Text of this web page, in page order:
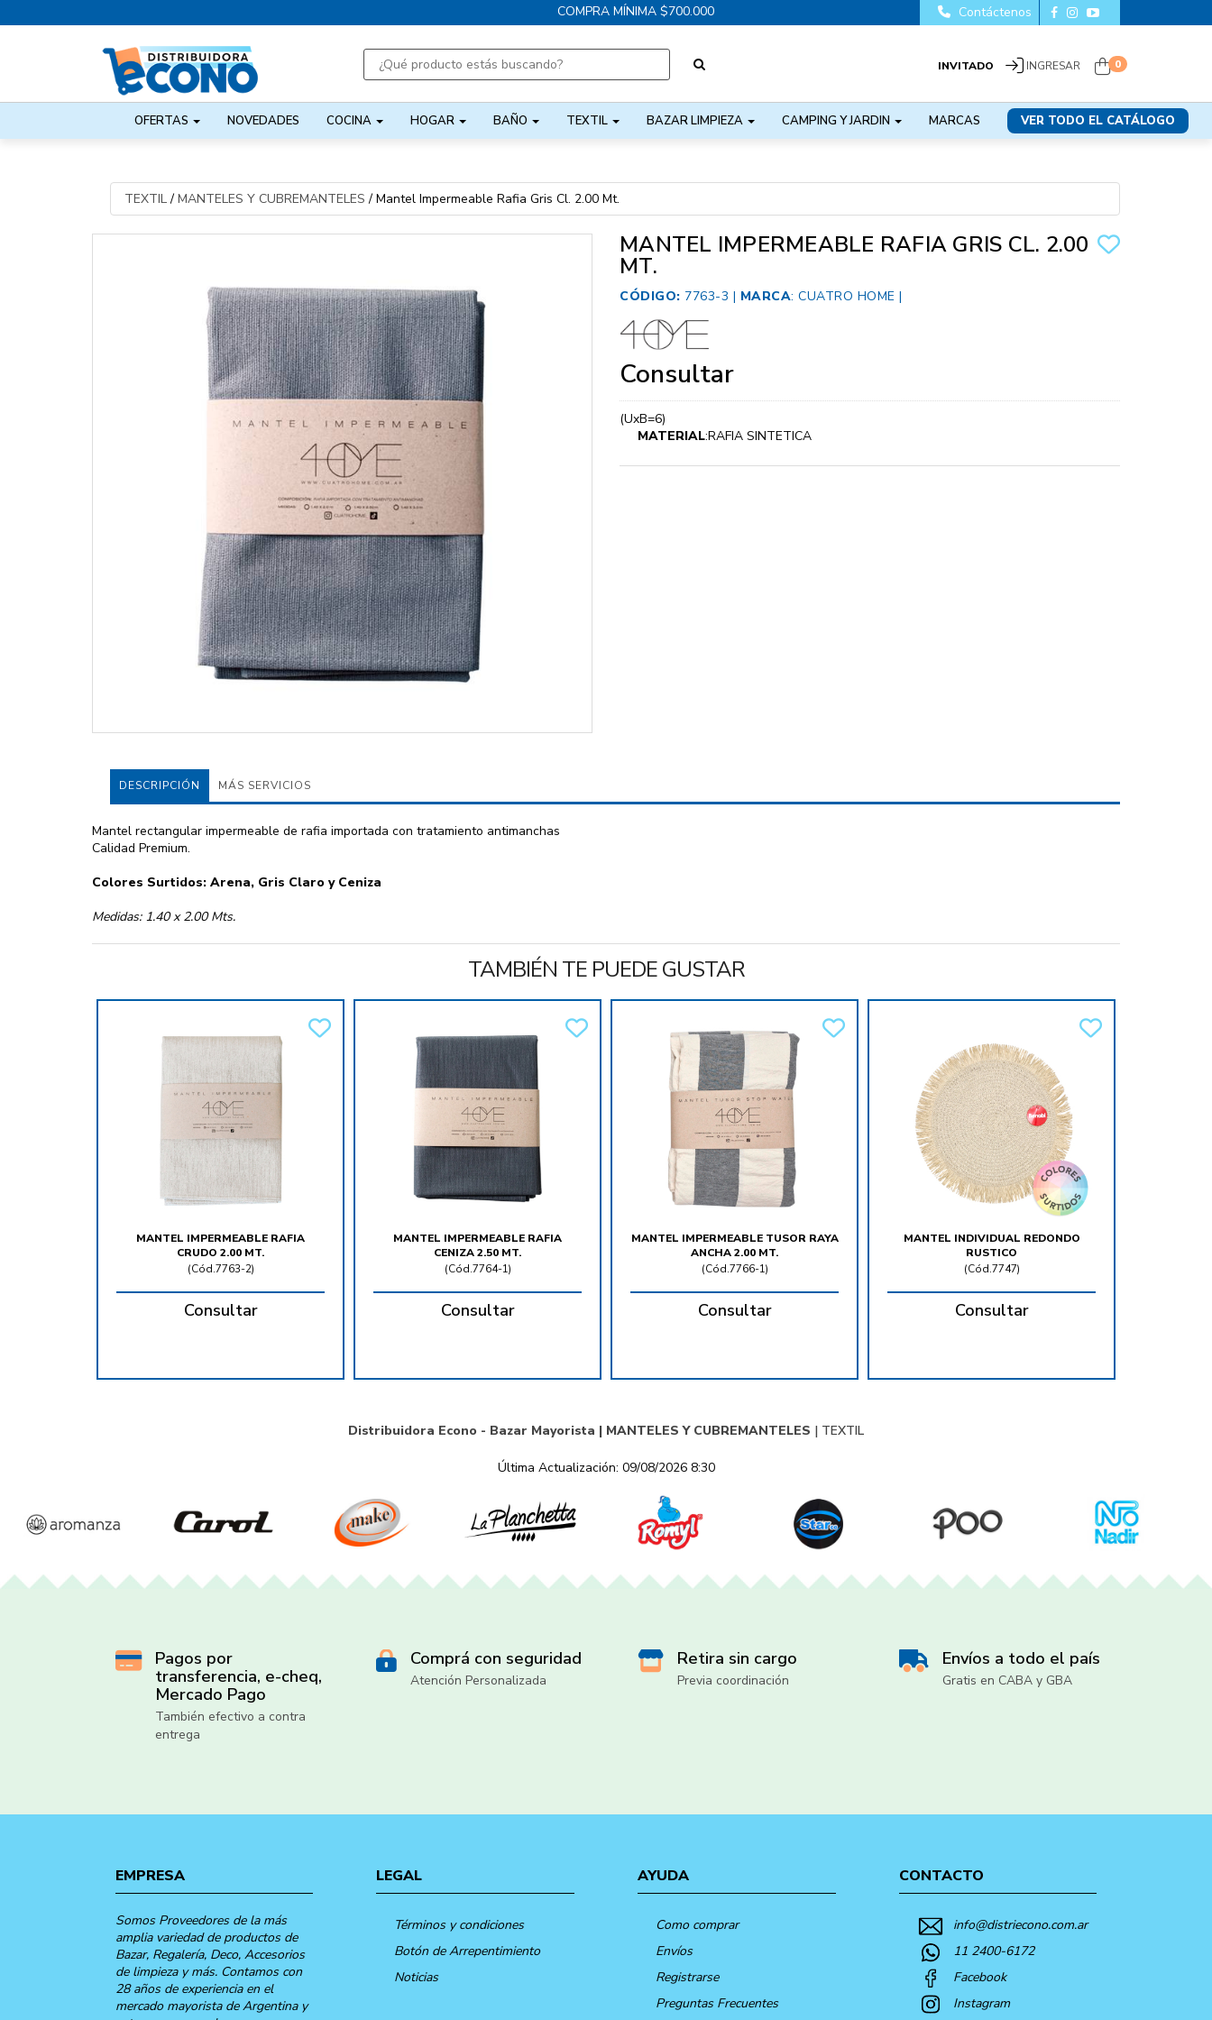
COMPRA MÍNIMA $700.000
INVITADO INGRESAR 0
OFERTAS NOVEDADES COCINA HOGAR BAÑO TEXTIL BAZAR LIMPIEZA CAMPING Y JARDIN MARCAS VER TODO EL CATÁLOGO
Contáctenos
TEXTIL/ MANTELES Y CUBREMANTELES / Mantel Impermeable Rafia Gris Cl. 2.00 Mt.
MANTEL IMPERMEABLE RAFIA GRIS CL. 2.00
MT.
CÓDIGO: 7763-3 | MARCA: CUATRO HOME |
Consultar
(UxB=6)
MATERIAL:RAFIA SINTETICA
DESCRIPCIÓN MÁS SERVICIOS
Mantel rectangular impermeable de rafia importada con tratamiento antimanchas
Calidad Premium.
Colores Surtidos: Arena, Gris Claro y Ceniza
Medidas: 1.40 x 2.00 Mts.
TAMBIÉN TE PUEDE GUSTAR
MANTEL IMPERMEABLE RAFIA
CRUDO 2.00 MT.
(Cód.7763-2)
Consultar
MANTEL IMPERMEABLE RAFIA
CENIZA 2.50 MT.
(Cód.7764-1)
Consultar
MANTEL IMPERMEABLE TUSOR RAYA
ANCHA 2.00 MT.
(Cód.7766-1)
Consultar
MANTEL INDIVIDUAL REDONDO
RUSTICO
(Cód.7747)
Consultar
Distribuidora Econo - Bazar Mayorista | MANTELES Y CUBREMANTELES | TEXTIL
Última Actualización: 09/08/2026 8:30
Pagos por
transferencia, e-cheq,
Mercado Pago
También efectivo a contra
entrega
Comprá con seguridad
Atención Personalizada
Retira sin cargo
Previa coordinación
Envíos a todo el país
Gratis en CABA y GBA
EMPRESA
Somos Proveedores de la más
amplia variedad de productos de
Bazar, Regalería, Deco, Accesorios
de limpieza y más. Contamos con
28 años de experiencia en el
mercado mayorista de Argentina y
LEGAL
Términos y condiciones
Botón de Arrepentimiento
Noticias
AYUDA
Como comprar
Envíos
Registrarse
Preguntas Frecuentes
CONTACTO
info@distriecono.com.ar
11 2400-6172
Facebook
Instagram